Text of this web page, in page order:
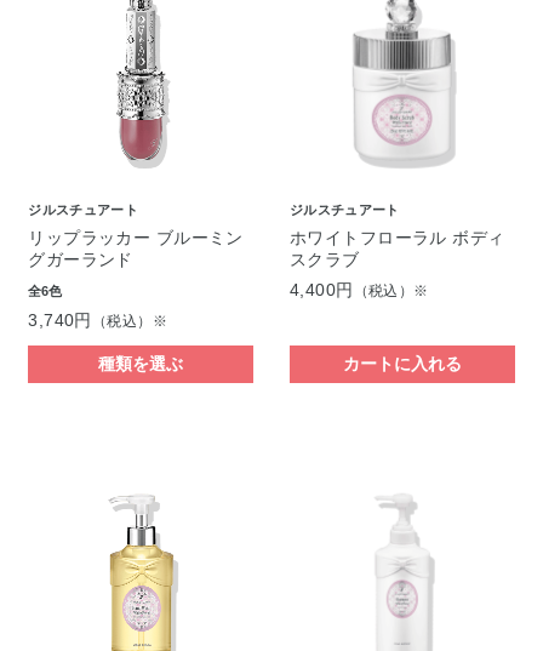
ジルスチュアート
リップラッカー ブルーミン
グガーランド
全6色
3,740円 （税込）※
種類を選ぶ
ジルスチュアート
ホワイトフローラル ボディ
スクラブ
4,400円
（税込）※
カートに入れる